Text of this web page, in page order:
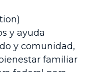
y ayuda
y comunidad,
familiar